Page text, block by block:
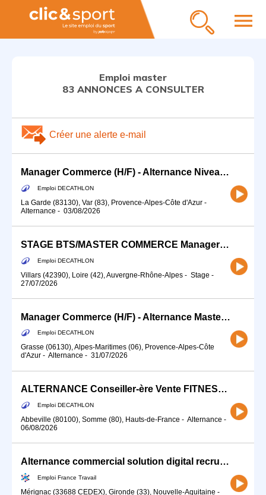
menu
Emploi master
83 ANNONCES A CONSULTER
Créer une alerte e-mail
Manager Commerce (H/F) - Alternance Niveau Master
Emploi DECATHLON
La Garde (83130), Var (83), Provence-Alpes-Côte d'Azur -
Alternance - 03/08/2026
STAGE BTS/MASTER COMMERCE Manager Commerce (H/F)
Emploi DECATHLON
Villars (42390), Loire (42), Auvergne-Rhône-Alpes - Stage -
27/07/2026
Manager Commerce (H/F) - Alternance Master 1 / 2 - Management et Commerce
Emploi DECATHLON
Grasse (06130), Alpes-Maritimes (06), Provence-Alpes-Côte
d'Azur - Alternance - 31/07/2026
ALTERNANCE Conseiller-ère Vente FITNESS (H/F) Futur Resp de Rayon (cadre)
Emploi DECATHLON
Abbeville (80100), Somme (80), Hauts-de-France - Alternance -
06/08/2026
Alternance commercial solution digital recrutement sportifs H/F
Emploi France Travail
Mérignac (33688 CEDEX), Gironde (33), Nouvelle-Aquitaine -